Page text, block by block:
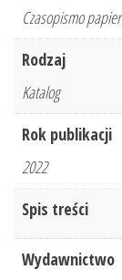
r.
Czasopismo papier
Rodzaj
Katalog
Rok publikacji
2022
Spis treści
Wydawnictwo